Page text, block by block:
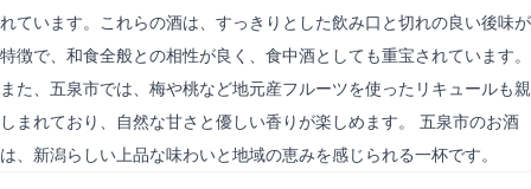
れています。これらの酒は、すっきりとした飲み口と切れの良い後味が
特徴で、和食全般との相性が良く、食中酒としても重宝されています。
また、五泉市では、梅や桃など地元産フルーツを使ったリキュールも親
しまれており、自然な甘さと優しい香りが楽しめます。 五泉市のお酒
は、新潟らしい上品な味わいと地域の恵みを感じられる一杯です。